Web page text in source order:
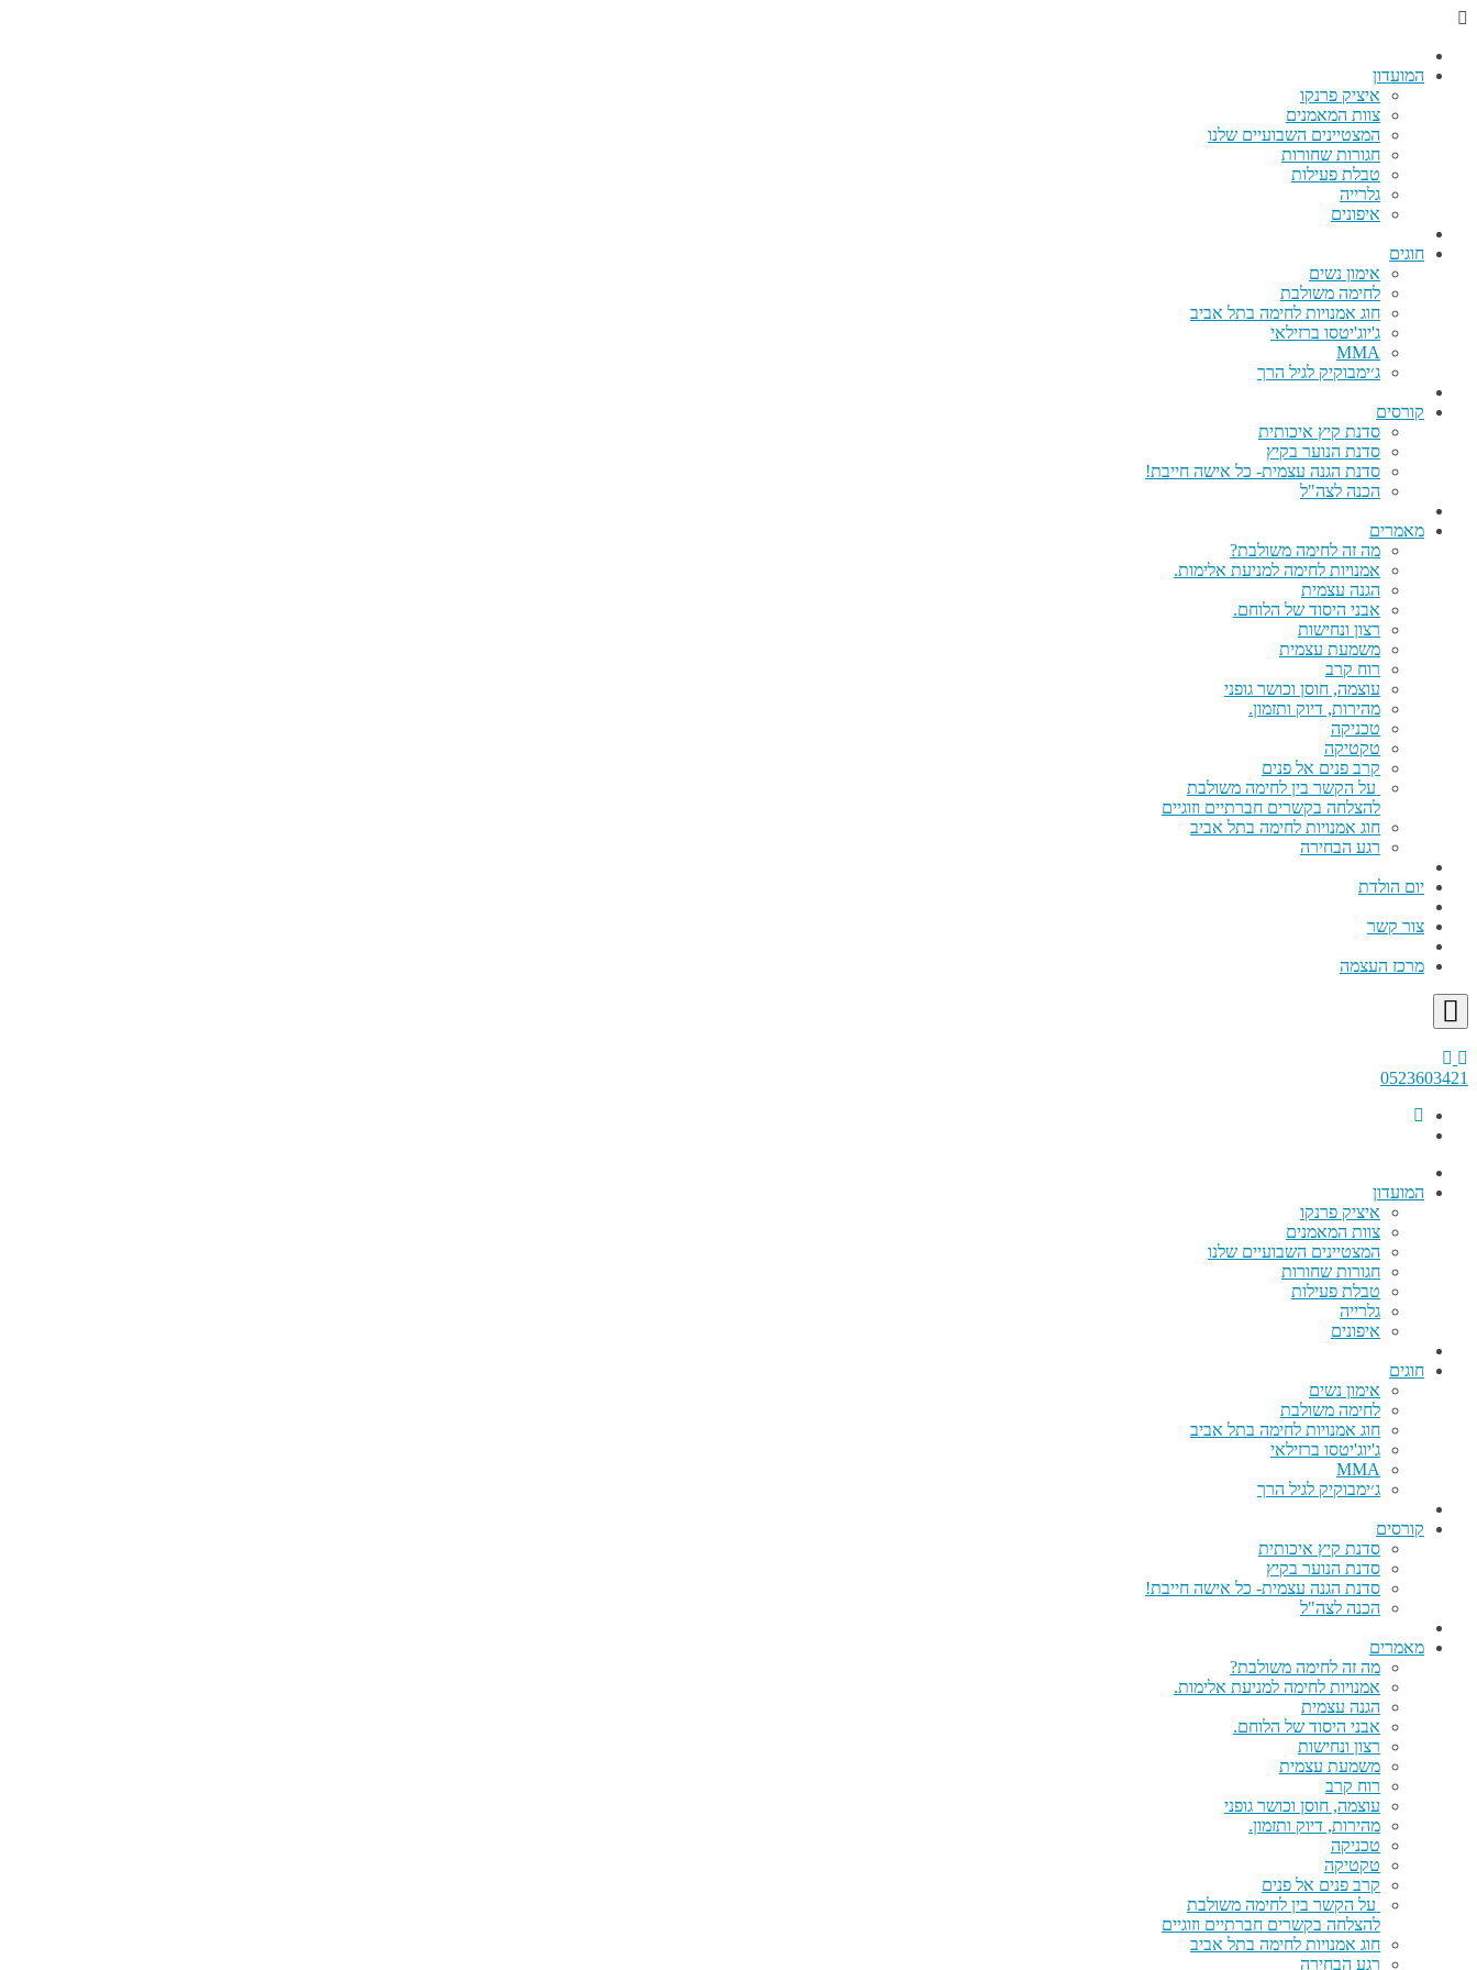
המועדון
איציק פרנקו
צוות המאמנים
המצטיינים השבועיים שלנו
חגורות שחורות
טבלת פעילות
גלרייה
איפונים
חוגים
אימון נשים
לחימה משולבת
חוג אמנויות לחימה בתל אביב
ג'יוג'יטסו ברזילאי
MMA
ג׳ימבוקיק לגיל הרך
קורסים
סדנת קיץ איכותית
סדנת הנוער בקיץ
סדנת הגנה עצמית- כל אישה חייבת!
הכנה לצה"ל
מאמרים
מה זה לחימה משולבת?
אמנויות לחימה למניעת אלימות.
הגנה עצמית
אבני היסוד של הלוחם.
רצון ונחישות
משמעת עצמית
רוח קרב
עוצמה, חוסן וכושר גופני
מהירות, דיוק ותזמון.
טכניקה
טקטיקה
קרב פנים אל פנים
על הקשר בין לחימה משולבת
להצלחה בקשרים חברתיים וזוגיים
חוג אמנויות לחימה בתל אביב
רגע הבחירה
יום הולדת
צור קשר
מרכז העצמה
0523603421
המועדון
איציק פרנקו
צוות המאמנים
המצטיינים השבועיים שלנו
חגורות שחורות
טבלת פעילות
גלרייה
איפונים
חוגים
אימון נשים
לחימה משולבת
חוג אמנויות לחימה בתל אביב
ג'יוג'יטסו ברזילאי
MMA
ג׳ימבוקיק לגיל הרך
קורסים
סדנת קיץ איכותית
סדנת הנוער בקיץ
סדנת הגנה עצמית- כל אישה חייבת!
הכנה לצה"ל
מאמרים
מה זה לחימה משולבת?
אמנויות לחימה למניעת אלימות.
הגנה עצמית
אבני היסוד של הלוחם.
רצון ונחישות
משמעת עצמית
רוח קרב
עוצמה, חוסן וכושר גופני
מהירות, דיוק ותזמון.
טכניקה
טקטיקה
קרב פנים אל פנים
על הקשר בין לחימה משולבת
להצלחה בקשרים חברתיים וזוגיים
חוג אמנויות לחימה בתל אביב
רגע הבחירה